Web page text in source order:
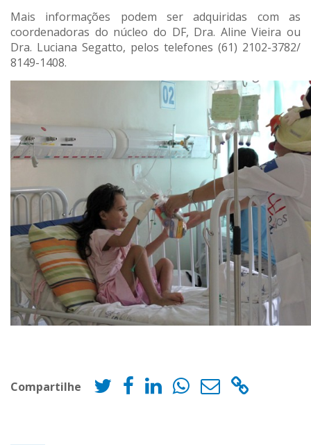
Mais informações podem ser adquiridas com as
coordenadoras do núcleo do DF, Dra. Aline Vieira ou
Dra. Luciana Segatto, pelos telefones (61) 2102-3782/
8149-1408.
Compartilhe